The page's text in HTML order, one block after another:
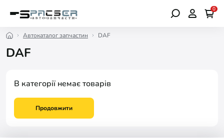
0
Автокаталог запчастин DAF
DAF
В категорії немає товарів
Продовжити